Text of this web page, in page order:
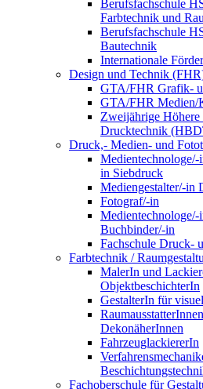
Berufsfachschule
Farbtechnik und
Berufsfachschule
Bautechnik
Internationale
Design und Technik
GTA/FHR Grafik-
GTA/FHR
Zweijährige Höhere
Drucktechnik
Druck,- Medien- und
in Siebdruck
Mediengestalter/-in
Fotograf/-in
Buchbinder/-in
Fachschule Druck-
Farbtechnik /
MalerIn und
ObjektbeschichterIn
GestalterIn für
DekonäherInnen
FahrzeuglackiererIn
Fachoberschule für